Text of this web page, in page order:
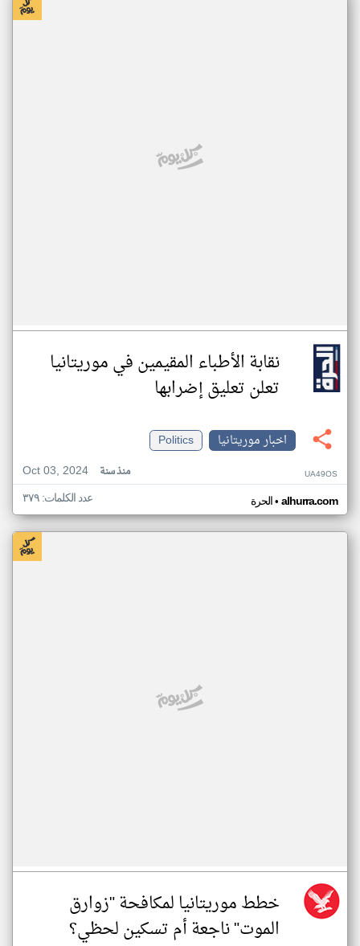
نقابة الأطباء المقيمين في موريتانيا
تعلن تعليق إضرابها
اخبار موريتانيا
Politics
Oct 03, 2024
منذ سنة UA49OS
الحرة• alhurra.com عدد الكلمات: ٣٧٩
خطط موريتانيا لمكافحة "زوارق
الموت" ناجعة أم تسكين لحظي؟